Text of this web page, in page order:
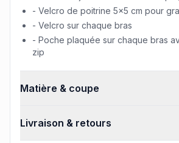
- Velcro de poitrine 5x5 cm pour
- Velcro sur chaque bras
- Poche plaquée sur chaque bras
zip
Matière & coupe
Livraison & retours